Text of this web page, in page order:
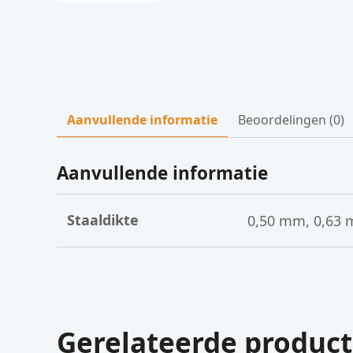
Aanvullende informatie Beoordelingen (0)
Aanvullende informatie
Staaldikte 0,50 mm, 0,63
Gerelateerde